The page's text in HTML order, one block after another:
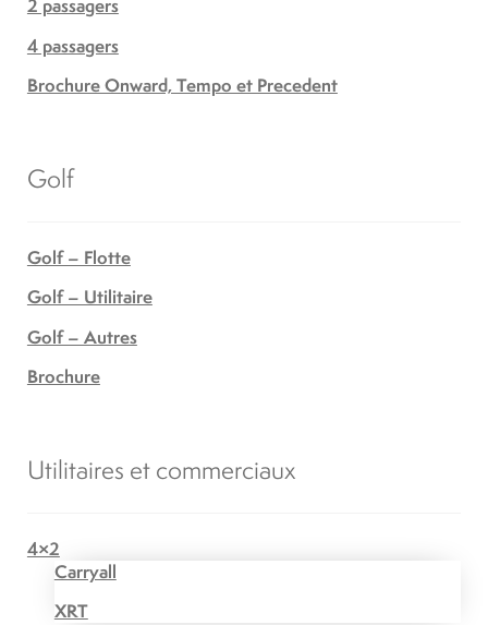
2 passagers
4 passagers
Brochure Onward, Tempo et Precedent
Golf
Golf – Flotte
Golf – Utilitaire
Golf – Autres
Brochure
Utilitaires et commerciaux
4×2
Carryall
XRT